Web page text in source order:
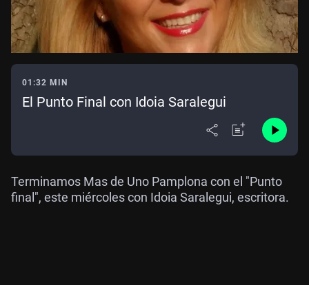
01:32 MIN
El Punto Final con Idoia Saralegui
Terminamos Mas de Uno Pamplona con el "Punto
final", este miércoles con Idoia Saralegui, escritora.